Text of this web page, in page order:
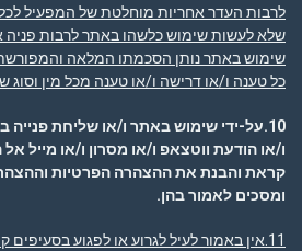
לרבות העדר אחריות מוחלטת של המפעיל
שלא לעשות שימוש כלשהו באתר לרבות פניה
שימוש באתר נותן הסכמתו המלאה והמפורשת
כל טענה ו/או דרישה ו/או טענה מכל מין וסוג
10.על-ידי שימוש באתר ו/או שליחת
ו/או הודעת ווטצאפ ו/או מסרון ו/או מייל
קראת והבנת את ההצהרה הפרטיות
ומסכים לאמור בהן.
11.אין באמור לעיל לגרוע או לפגוע בסעיפים קוגנטיים בחוק כלשהו .